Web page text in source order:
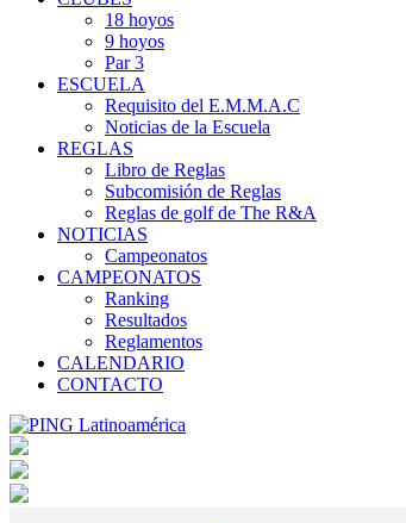
18 hoyos
9 hoyos
Par 3
ESCUELA
Requisito del E.M.M.A.C
Noticias de la Escuela
REGLAS
Libro de Reglas
Subcomisión de Reglas
Reglas de golf de The R&A
NOTICIAS
Campeonatos
CAMPEONATOS
Ranking
Resultados
Reglamentos
CALENDARIO
CONTACTO